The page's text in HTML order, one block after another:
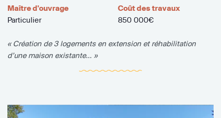
Maître d'ouvrage
Particulier
Coût des travaux
850 000€
« Création de 3 logements en extension et réhabilitation
d’une maison existante... »